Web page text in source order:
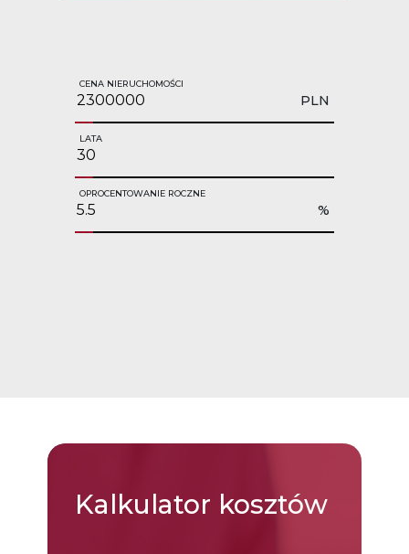
CENA NIERUCHOMOŚCI
PLN
LATA
OPROCENTOWANIE ROCZNE
%
Kalkulator kosztów